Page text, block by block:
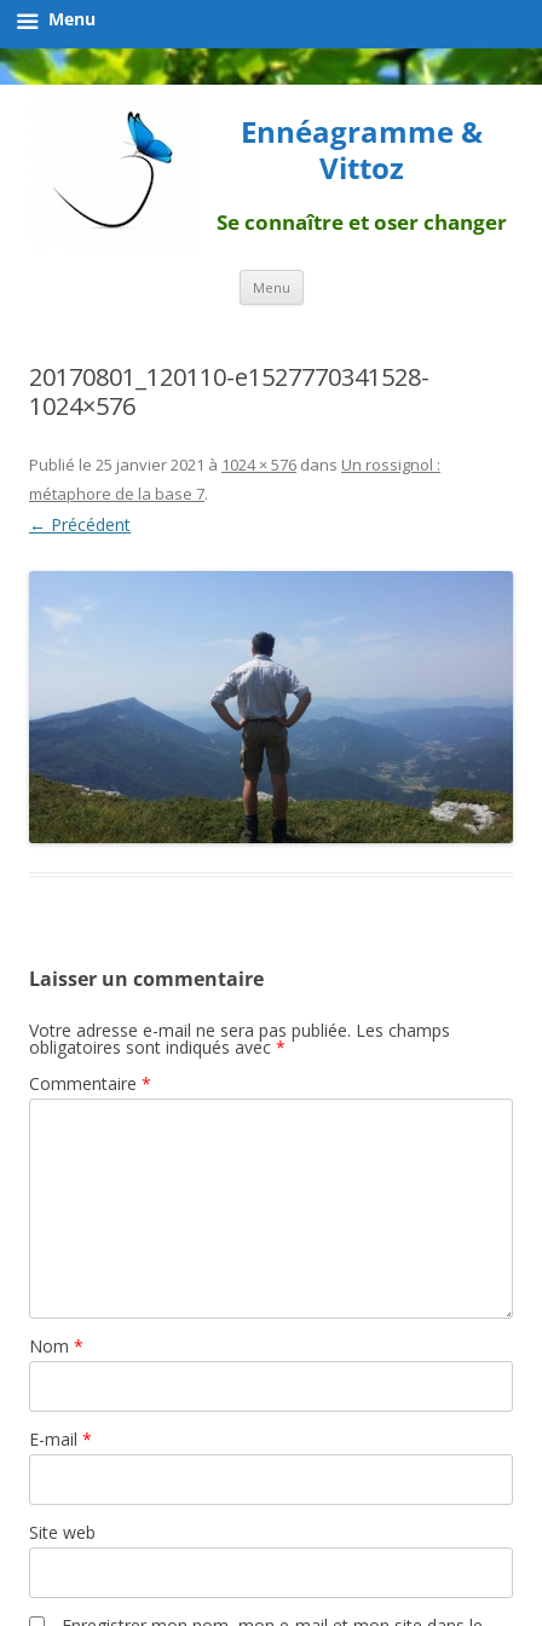
Ennéagramme &
Vittoz
Se connaître et oser changer
Menu Aller
contenu
20170801_120110-e1527770341528-
1024×576
Publié le 25 janvier 2021 à 1024 × 576 dans Un rossignol :
métaphore de la base 7.
← Précédent
Laisser un commentaire
Votre adresse e-mail ne sera pas publiée. Les champs
obligatoires sont indiqués avec *
Commentaire *
Nom *
E-mail *
Site web
Menu